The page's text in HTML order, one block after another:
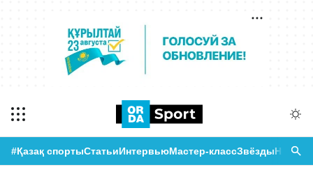
#Қазақ спортыСтатьиИнтервьюМастер-классЗвёзды